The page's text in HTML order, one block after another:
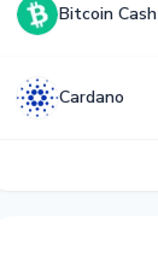
Bitcoin Cash
Cardano